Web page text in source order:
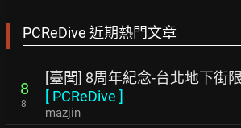
PCReDive 近期熱門文章
8
8
[臺聞] 8周年紀念-台北地下街
[ PCReDive ]
mazjin